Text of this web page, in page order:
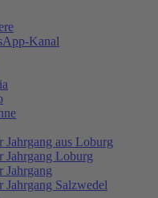
Kanal
Jahrgang aus Loburg
Jahrgang Loburg
Jahrgang
Jahrgang Salzwedel